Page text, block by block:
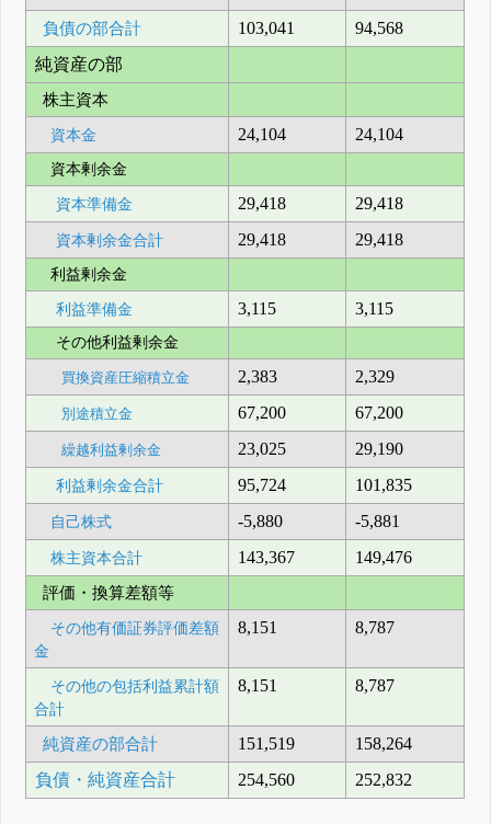
負債の部合計
103,041
94,568
純資産の部
株主資本
資本金 24,104 24,104
資本剰余金
資本準備金 29,418 29,418
資本剰余金合計 29,418 29,418
利益剰余金
利益準備金 3,115 3,115
その他利益剰余金
買換資産圧縮積立金 2,383 2,329
別途積立金 67,200 67,200
繰越利益剰余金 23,025 29,190
利益剰余金合計 95,724 101,835
自己株式 -5,880 -5,881
株主資本合計 143,367
149,476
評価・換算差額等
その他有価証券評価差額
金
8,151 8,787
その他の包括利益累計額
合計
8,151 8,787
純資産の部合計 151,519
158,264
負債・純資産合計
254,560 252,832